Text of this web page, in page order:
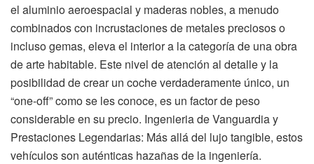
el aluminio aeroespacial y maderas nobles, a menudo
combinados con incrustaciones de metales preciosos o
incluso gemas, eleva el interior a la categoría de una obra
de arte habitable. Este nivel de atención al detalle y la
posibilidad de crear un coche verdaderamente único, un
“one-off” como se les conoce, es un factor de peso
considerable en su precio. Ingenieria de Vanguardia y
Prestaciones Legendarias: Más allá del lujo tangible, estos
vehículos son auténticas hazañas de la ingeniería.